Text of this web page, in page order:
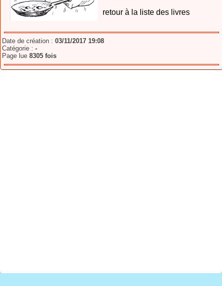
retour à la liste des livres
Date de création :03/11/2017 19:08
Catégorie :-
Page lue8305 fois